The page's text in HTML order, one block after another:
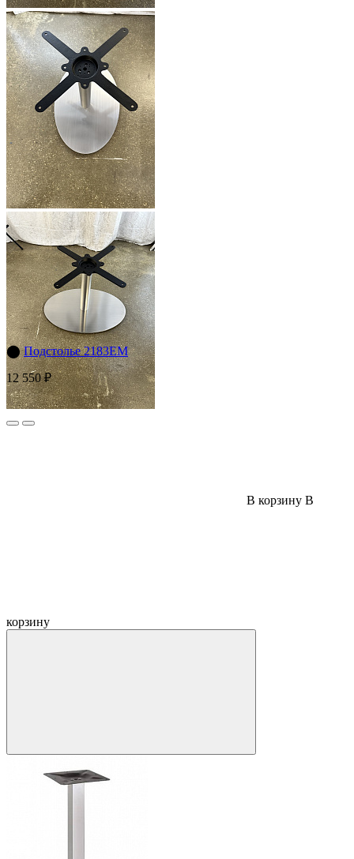
⬤ Подстолье 2183EM
12 550 ₽
В корзину В
корзину